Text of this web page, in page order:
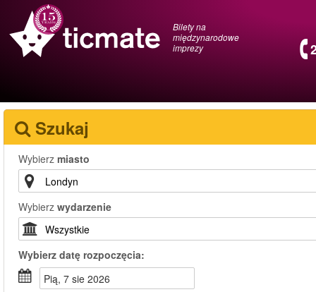
Bilety na
międzynarodowe
imprezy
Szukaj
Wybierz miasto
Wybierz wydarzenie
Wybierz datę rozpoczęcia:
pią, 7 sie 2026